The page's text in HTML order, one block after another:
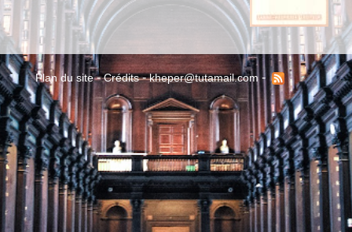
Plan du site-Crédits-kheper@tutamail.com-